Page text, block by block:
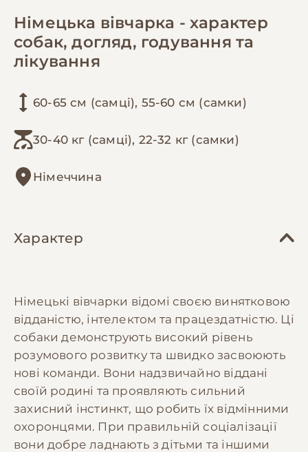
Німецька вівчарка - характер
собак, догляд, годування та
лікування
60-65 см (самці), 55-60 см (самки)
30-40 кг (самці), 22-32 кг (самки)
Німеччина
Характер
Німецькі вівчарки відомі своєю винятковою
відданістю, інтелектом та працездатністю. Ці
собаки демонструють високий рівень
розумового розвитку та швидко засвоюють
нові команди. Вони надзвичайно віддані
своїй родині та проявляють сильний
захисний інстинкт, що робить їх відмінними
охоронцями. При правильній соціалізації
вони добре ладнають з дітьми та іншими